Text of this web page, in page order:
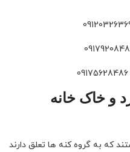
و خاک خانه
که به گروه کنه ها تعلق دارند